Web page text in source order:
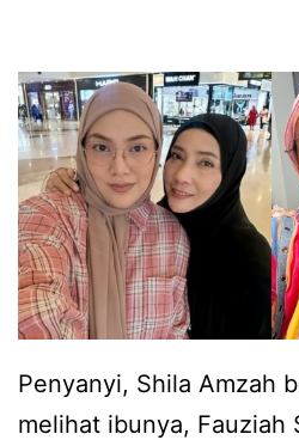
Penyanyi, Shila Amzah
melihat ibunya, Fauziah